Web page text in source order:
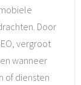
Door
vergroot
wanneer
of diensten